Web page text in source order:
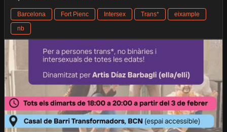
Barcelona Fort Pienc Intersex Trans*
eixample
nb